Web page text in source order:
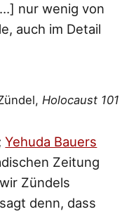
nur wenig von
auch im Detail
Holocaust 101
Yehuda Bauers
Zeitung
Zündels
denn, dass